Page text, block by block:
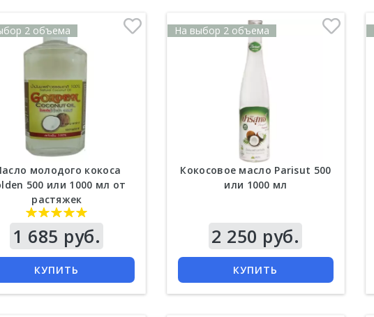
2 объема
молодого кокоса
500 или 1000 мл от
растяжек
1 685 руб.
КУПИТЬ
На выбор 2 объема
Кокосовое масло Parisut 500
или 1000 мл
2 250 руб.
КУПИТЬ